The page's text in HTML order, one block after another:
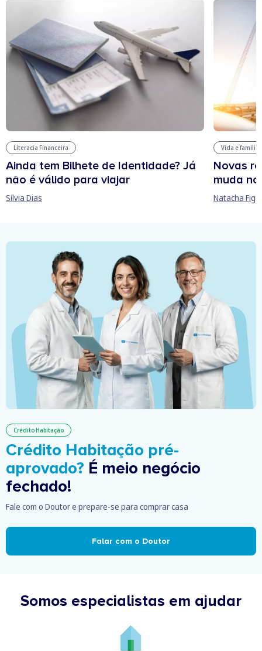
Literacia Financeira
Ainda tem Bilhete de Identidade? Já
não é válido para viajar
Sílvia Dias
Vida e família
Novas
muda
Natacha
Crédito Habitação
Crédito Habitação pré-
aprovado? É meio negócio
fechado!
Fale com o Doutor e prepare-se para comprar casa
Falar com o Doutor
Somos especialistas em ajudar